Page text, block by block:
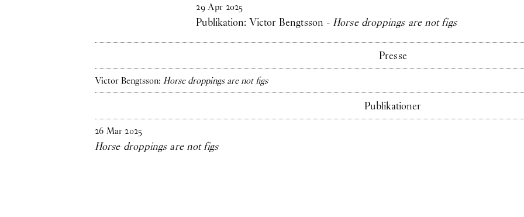
29 Apr 2025
Publikation: Victor Bengtsson -Horse droppings are not figs
Presse
Victor Bengtsson: Horse droppings are not figs
Publikationer
26 Mar 2025
Horse droppings are not figs